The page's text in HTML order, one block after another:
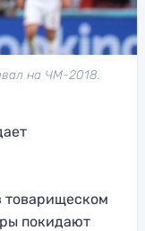
на ЧМ-2018.
товарищеском
покидают